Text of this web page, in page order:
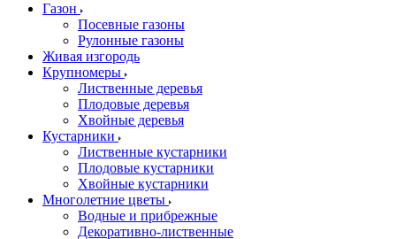
Газон
Посевные газоны
Рулонные газоны
Живая изгородь
Крупномеры
Лиственные деревья
Плодовые деревья
Хвойные деревья
Кустарники
Лиственные кустарники
Плодовые кустарники
Хвойные кустарники
Многолетние цветы
Водные и прибрежные
Декоративно-лиственные